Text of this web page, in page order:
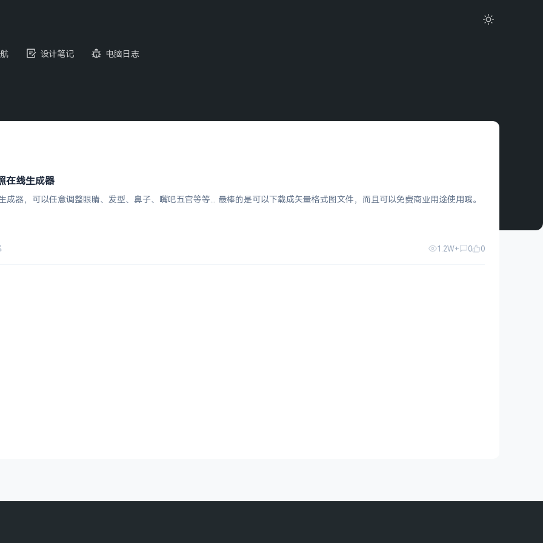
设计笔记 电脑日志
在线生成器
器，可以任意调整眼睛、发型、鼻子、嘴吧五官等等... 最棒的是可以下载成矢量格式图文件，而且可以免费商业用途使用哦。
1.2W+ 0 0